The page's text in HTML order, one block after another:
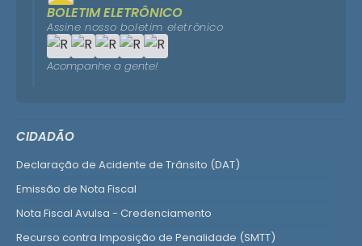
CIDADÃO
Declaração de Acidente de Trânsito (DAT)
Emissão de Nota Fiscal
Nota Fiscal Avulsa - Credenciamento
Recurso contra Imposição de Penalidade (SMTT)
BOLETIM ELETRÔNICO
Assine nosso boletim eletrônico
Acompanhe a gente!